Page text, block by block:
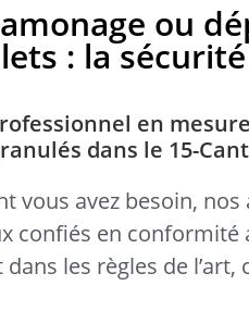
ou
: la
en
dans le 15-
vous avez besoin,
confiés en conformité
les règles de